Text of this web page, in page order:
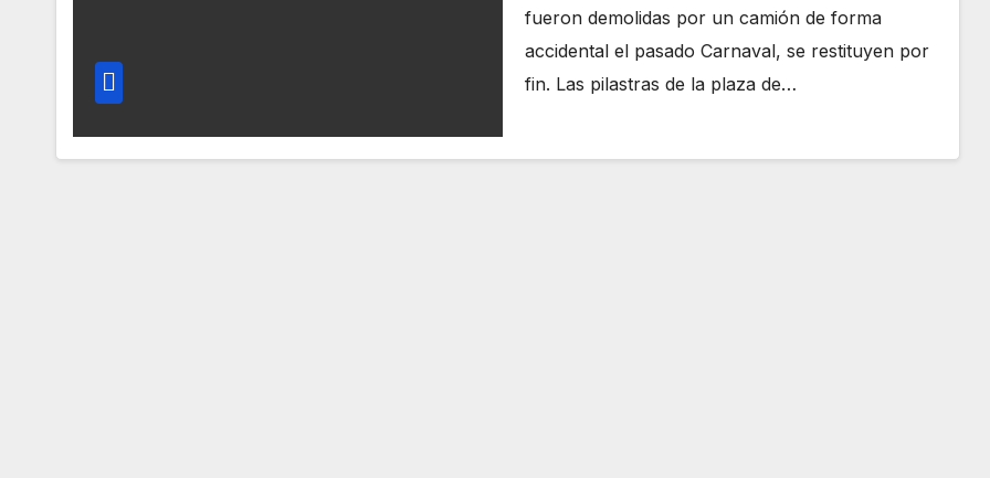
fueron demolidas por un camión de forma
accidental el pasado Carnaval, se restituyen por
fin. Las pilastras de la plaza de…